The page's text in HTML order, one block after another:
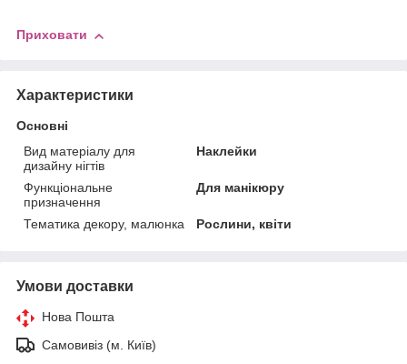
Приховати
Характеристики
Основні
Вид матеріалу для
дизайну нігтів
Наклейки
Функціональне
призначення
Для манікюру
Тематика декору, малюнка Рослини, квіти
Умови доставки
Нова Пошта
Самовивіз (м. Київ)